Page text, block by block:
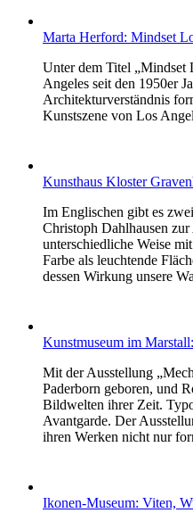
Marta Herford: Mindset
Unter dem Titel „Mindset
Angeles seit den 1950er
Architekturverständnis
Kunstszene von Los
Kunsthaus Kloster
Im Englischen gibt es
Christoph Dahlhausen
unterschiedliche Weise
Farbe als leuchtende
dessen Wirkung unsere
Kunstmuseum im
Mit der Ausstellung
Paderborn geboren, und
Bildwelten ihrer Zeit.
Avantgarde. Der
ihren Werken nicht nur
Ikonen-Museum: Viten,